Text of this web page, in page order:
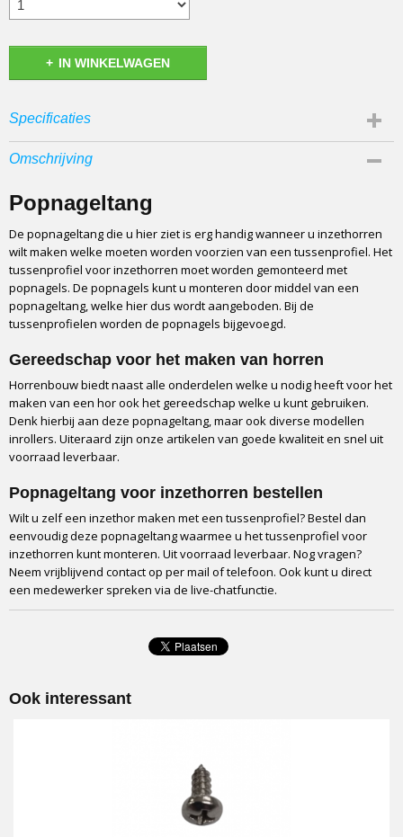
IN WINKELWAGEN
Specificaties
Bruto gewicht
Omschrijving
Popnageltang
De popnageltang die u hier ziet is erg handig wanneer u inzethorren
wilt maken welke moeten worden voorzien van een tussenprofiel. Het
tussenprofiel voor inzethorren moet worden gemonteerd met
popnagels. De popnagels kunt u monteren door middel van een
popnageltang, welke hier dus wordt aangeboden. Bij de
tussenprofielen worden de popnagels bijgevoegd.
Gereedschap voor het maken van horren
Horrenbouw biedt naast alle onderdelen welke u nodig heeft voor het
maken van een hor ook het gereedschap welke u kunt gebruiken.
Denk hierbij aan deze popnageltang, maar ook diverse modellen
inrollers. Uiteraard zijn onze artikelen van goede kwaliteit en snel uit
voorraad leverbaar.
Popnageltang voor inzethorren bestellen
Wilt u zelf een inzethor maken met een tussenprofiel? Bestel dan
eenvoudig deze popnageltang waarmee u het tussenprofiel voor
inzethorren kunt monteren. Uit voorraad leverbaar. Nog vragen?
Neem vrijblijvend contact op per mail of telefoon. Ook kunt u direct
een medewerker spreken via de live-chatfunctie.
Ook interessant